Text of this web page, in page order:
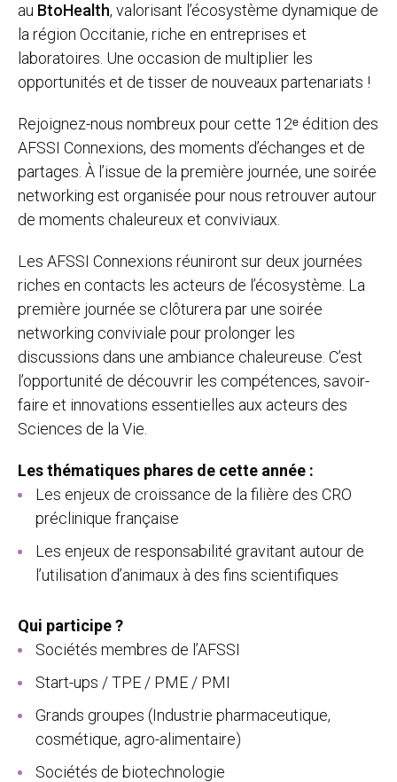
au BtoHealth, valorisant l’écosystème dynamique de
la région Occitanie, riche en entreprises et
laboratoires. Une occasion de multiplier les
opportunités et de tisser de nouveaux partenariats !
Rejoignez-nous nombreux pour cette 12ᵉ édition des
AFSSI Connexions, des moments d’échanges et de
partages. À l’issue de la première journée, une soirée
networking est organisée pour nous retrouver autour
de moments chaleureux et conviviaux.
Les AFSSI Connexions réuniront sur deux journées
riches en contacts les acteurs de l’écosystème. La
première journée se clôturera par une soirée
networking conviviale pour prolonger les
discussions dans une ambiance chaleureuse. C’est
l’opportunité de découvrir les compétences, savoir-
faire et innovations essentielles aux acteurs des
Sciences de la Vie.
Les thématiques phares de cette année :
Les enjeux de croissance de la filière des CRO
préclinique française
Les enjeux de responsabilité gravitant autour de
l’utilisation d’animaux à des fins scientifiques
Qui participe ?
Sociétés membres de l’AFSSI
Start-ups / TPE / PME / PMI
Grands groupes (Industrie pharmaceutique,
cosmétique, agro-alimentaire)
Sociétés de biotechnologie